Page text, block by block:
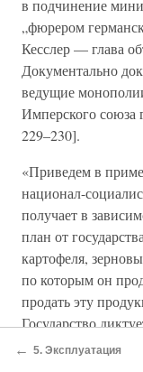
в подчинение
„фюрером
Кесслер — глава
Документально
ведущие
Имперского союза
229–230].
«Приведем в
национал-
получает в
план от
картофеля,
по которым он
продать эту
Государство
и кому. …
← 5. Эксплуатация